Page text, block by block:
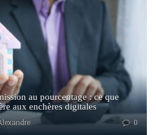
au pourcentage : ce que
aux enchères digitales
0